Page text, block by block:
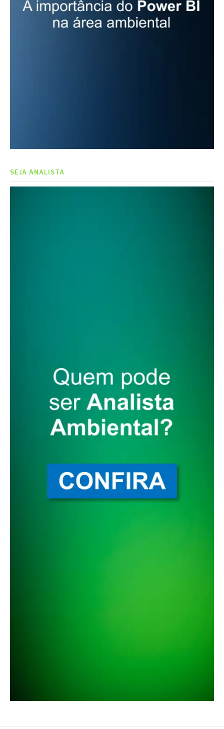
SEJA ANALISTA